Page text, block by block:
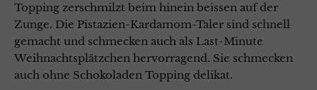
Topping zerschmilzt beim hinein beissen auf der
Zunge. Die Pistazien-Kardamom-Taler sind schnell
gemacht und schmecken auch als Last-Minute
Weihnachtsplätzchen hervorragend. Sie schmecken
auch ohne Schokoladen Topping delikat.